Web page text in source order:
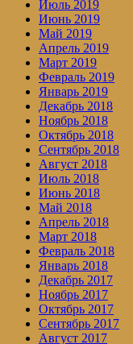
Июль 2019
Июнь 2019
Май 2019
Апрель 2019
Март 2019
Февраль 2019
Январь 2019
Декабрь 2018
Ноябрь 2018
Октябрь 2018
Сентябрь 2018
Август 2018
Июль 2018
Июнь 2018
Май 2018
Апрель 2018
Март 2018
Февраль 2018
Январь 2018
Декабрь 2017
Ноябрь 2017
Октябрь 2017
Сентябрь 2017
Август 2017